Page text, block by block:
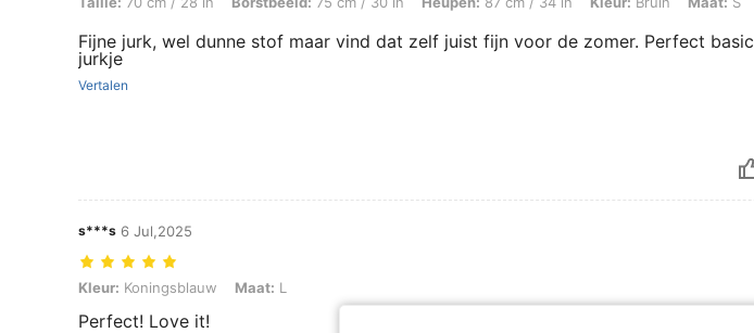
Fijne jurk, wel dunne stof maar vind dat zelf juist fijn voor de zomer. Perfect basic
jurkje
Vertalen
s***s 6 Jul,2025
Kleur: Koningsblauw, Maat: L
Kleur: Koningsblauw Maat: L
Perfect! Love it!